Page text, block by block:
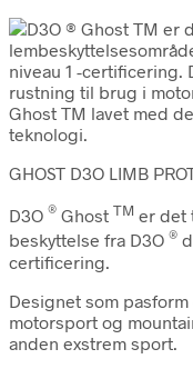
GHOST D3O LIMB
D3O ® Ghost TM er det
beskyttelse fra D3O ®
certificering.
Designet som
motorsport og
anden exstrem sport.